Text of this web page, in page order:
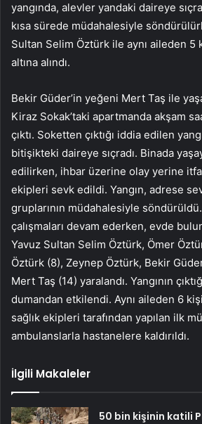
yangında, alevler yandaki daireye
kısa sürede müdahalesiyle
Sultan Selim Öztürk ile aynı aileden 5
altına alındı.
Bekir Güder’in yeğeni Mert Taş ile
Kiraz Sokak’taki apartmanda akşam
çıktı. Soketten çıktığı iddia edilen
bitişikteki daireye sıçradı. Binada
edilirken, ihbar üzerine olay yerine
ekipleri sevk edildi. Yangın, adrese
gruplarının müdahalesiyle
çalışmaları devam ederken, evde
Yavuz Sultan Selim Öztürk, Ömer
Öztürk (8), Zeynep Öztürk, Bekir
Mert Taş (14) yaralandı. Yangının
dumandan etkilendi. Aynı aileden 6
sağlık ekipleri tarafından yapılan ilk
ambulanslarla hastanelere kaldırıldı.
İlgili Makaleler
50 bin kişinin katili